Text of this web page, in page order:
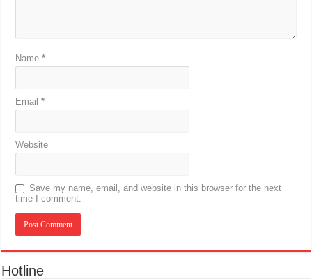
Name*
Email*
Website
Save my name, email, and website in this browser for the next
time I comment.
Hotline